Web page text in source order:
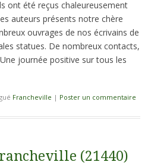
ont été reçus chaleureusement
auteurs présents notre chère
ouvrages de nos écrivains de
statues. De nombreux contacts,
journée positive sur tous les
Francheville | Poster un commentaire
(21440)